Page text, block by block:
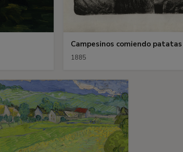
Campesinos comiendo patatas
1885